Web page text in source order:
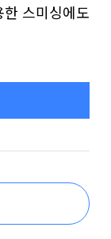
스미싱에도